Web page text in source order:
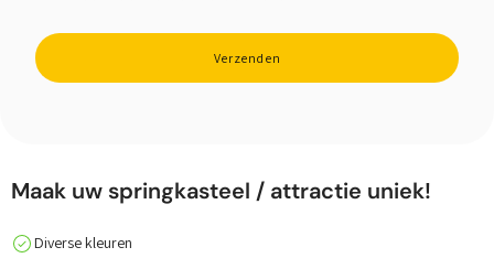
Verzenden
Maak uw springkasteel / attractie uniek!
Diverse kleuren